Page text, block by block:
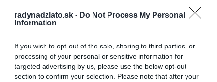
radynadzlato.sk - Do Not Process My Personal
Information
If you wish to opt-out of the sale, sharing to third parties, or
processing of your personal or sensitive information for
targeted advertising by us, please use the below opt-out
section to confirm your selection. Please note that after your
november 2024
október 2024
september 2024